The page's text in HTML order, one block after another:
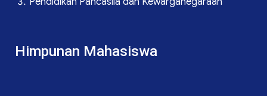
Himpunan Mahasiswa